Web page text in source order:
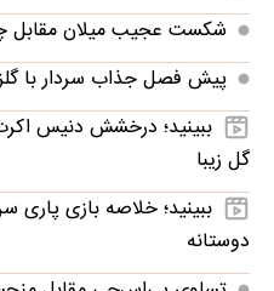
شکست عجیب میلان
پیش فصل جذاب سردار با
گل زیبا
دوستانه